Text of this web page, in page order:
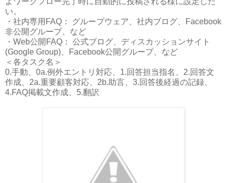
い。
・社内専用FAQ： グループウェア、社内ブログ、Facebook
非公開グループ、など
・Web公開FAQ： 公式ブログ、ディスカッションサイト
(Google Group)、Facebook公開グループ、など
＜各タスク名＞
0.手動、0a.例外エントリ対応、1.回答担当指名、2.回答文
作成、2a.重要顧客対応、2b.助言、3.回答後経過の記録、
4.FAQ掲載文作成、5.翻訳